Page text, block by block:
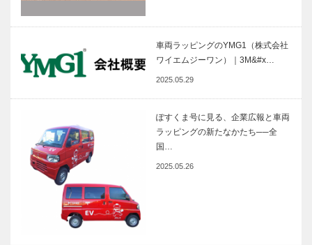
車両ラッピングのYMG1（株式会社
ワイエムジーワン）｜3M&#x…
2025.05.29
ぽすくま号に見る、企業広報と車両
ラッピングの新たなかたち──全
国…
2025.05.26